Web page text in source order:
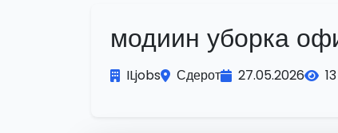
модиин уборка
ILjobs Сдерот 27.05.2026